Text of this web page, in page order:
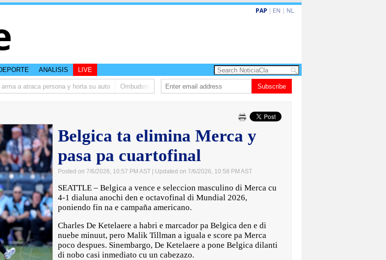
PAP | EN | NL
ANALISIS LIVE
a atraca persona y horta su auto Ombudsman ta bishita barionan pa atende kehonan di ciudadano
Subscribe
Belgica ta elimina Merca y
pasa pa cuartofinal
Posted on 7/6/2026, 10:57 PM AST | Updated on 7/6/2026, 10:58 PM AST
SEATTLE – Belgica a vence e seleccion masculino di Merca cu
4-1 dialuna anochi den e octavofinal di Mundial 2026,
poniendo fin na e campaña americano.
Charles De Ketelaere a habri e marcador pa Belgica den e di
nuebe minuut, pero Malik Tillman a iguala e score pa Merca
poco despues. Sinembargo, De Ketelaere a pone Belgica dilanti
di nobo casi inmediato cu un cabezazo.